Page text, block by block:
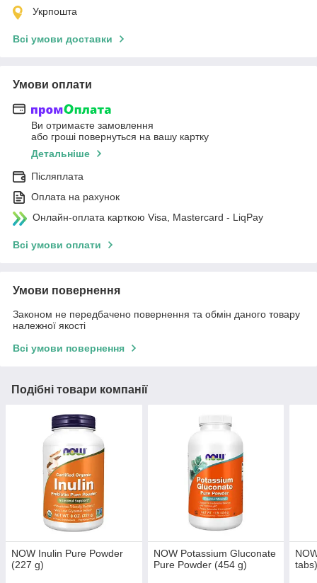
Укрпошта
Всі умови доставки
Умови оплати
Ви отримаєте замовлення
або гроші повернуться на вашу картку
Детальніше
Післяплата
Оплата на рахунок
Онлайн-оплата карткою Visa, Mastercard - LiqPay
Всі умови оплати
Умови повернення
Законом не передбачено повернення та обмін даного товару
належної якості
Всі умови повернення
Подібні товари компанії
NOW Inulin Pure Powder
(227 g)
NOW Potassium Gluconate
Pure Powder (454 g)